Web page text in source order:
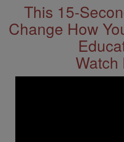
This 15-
Change How
Watch